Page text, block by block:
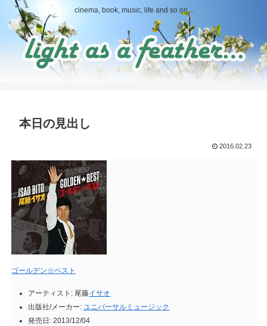
cinema, book, music, life and so on...
本日の見出し
2016.02.23
ゴールデン☆ベスト
アーティスト: 尾藤イサオ
出版社/メーカー: ユニバーサルミュージック
発売日: 2013/12/04